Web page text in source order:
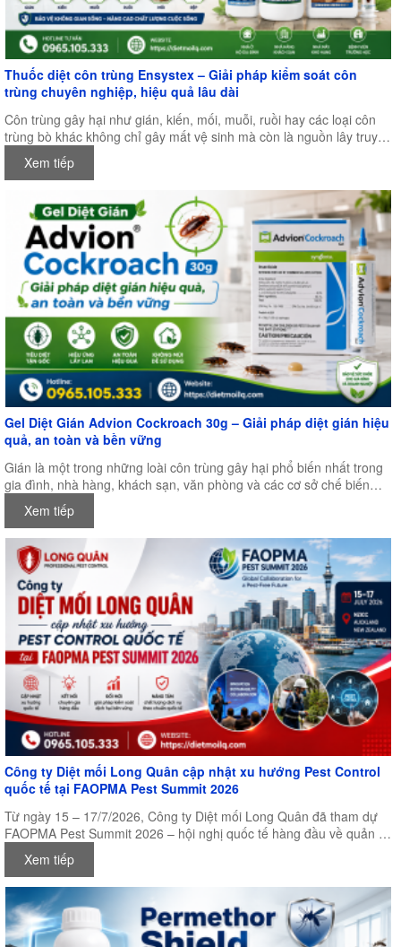
Thuốc diệt côn trùng Ensystex – Giải pháp kiểm soát côn
trùng chuyên nghiệp, hiệu quả lâu dài
Côn trùng gây hại như gián, kiến, mối, muỗi, ruồi hay các loại côn
trùng bò khác không chỉ gây mất vệ sinh mà còn là nguồn lây truyền
nhiều bệnh nguy hiểm, ảnh hưởng trực tiếp đến sức khỏe con người
và hoạt động sản xuất kinh doanh. Chính vì vậy, việc lựa chọn một
loại thuốc diệt côn trùng chất lượng, an toàn và có hiệu quả lâu dài
là điều vô cùng quan trọng.
Xem tiếp
Gel Diệt Gián Advion Cockroach 30g – Giải pháp diệt gián hiệu
quả, an toàn và bền vững
Gián là một trong những loài côn trùng gây hại phổ biến nhất trong
gia đình, nhà hàng, khách sạn, văn phòng và các cơ sở chế biến
thực phẩm. Không chỉ gây mất vệ sinh, gián còn là vật trung gian
truyền nhiều loại vi khuẩn, nấm mốc và mầm bệnh nguy hiểm cho
con người. Chính vì vậy, việc lựa chọn một sản phẩm diệt gián hiệu
quả, an toàn và lâu dài luôn là mối quan tâm của nhiều người.
Xem tiếp
Công ty Diệt mối Long Quân cập nhật xu hướng Pest Control
quốc tế tại FAOPMA Pest Summit 2026
Từ ngày 15 – 17/7/2026, Công ty Diệt mối Long Quân đã tham dự
FAOPMA Pest Summit 2026 – hội nghị quốc tế hàng đầu về quản lý
và kiểm soát dịch hại khu vực Châu Á – Thái Bình Dương, được tổ
chức tại Trung tâm Hội nghị Quốc tế New Zealand (NZICC),
Auckland, New Zealand.
Xem tiếp